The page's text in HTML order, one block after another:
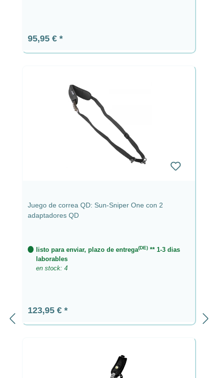
Precio normal:
95,95 €
Juego de correa QD: Sun-Sniper One con 2
adaptadores QD
listo para enviar, plazo de entrega(DE) ** 1-3 dias
laborables
en stock: 4
Precio normal:
123,95 €